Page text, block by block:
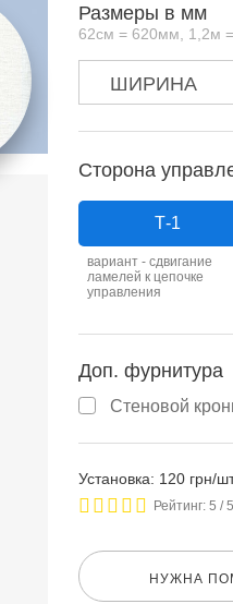
Размеры в мм
62см = 620мм, 1,2м
Сторона
Т-1
вариант - сдвигание
ламелей к цепочке
управления
Доп. фурнитура
Стеновой
Установка: 120 грн/
Рейтинг:5 /
НУЖНА